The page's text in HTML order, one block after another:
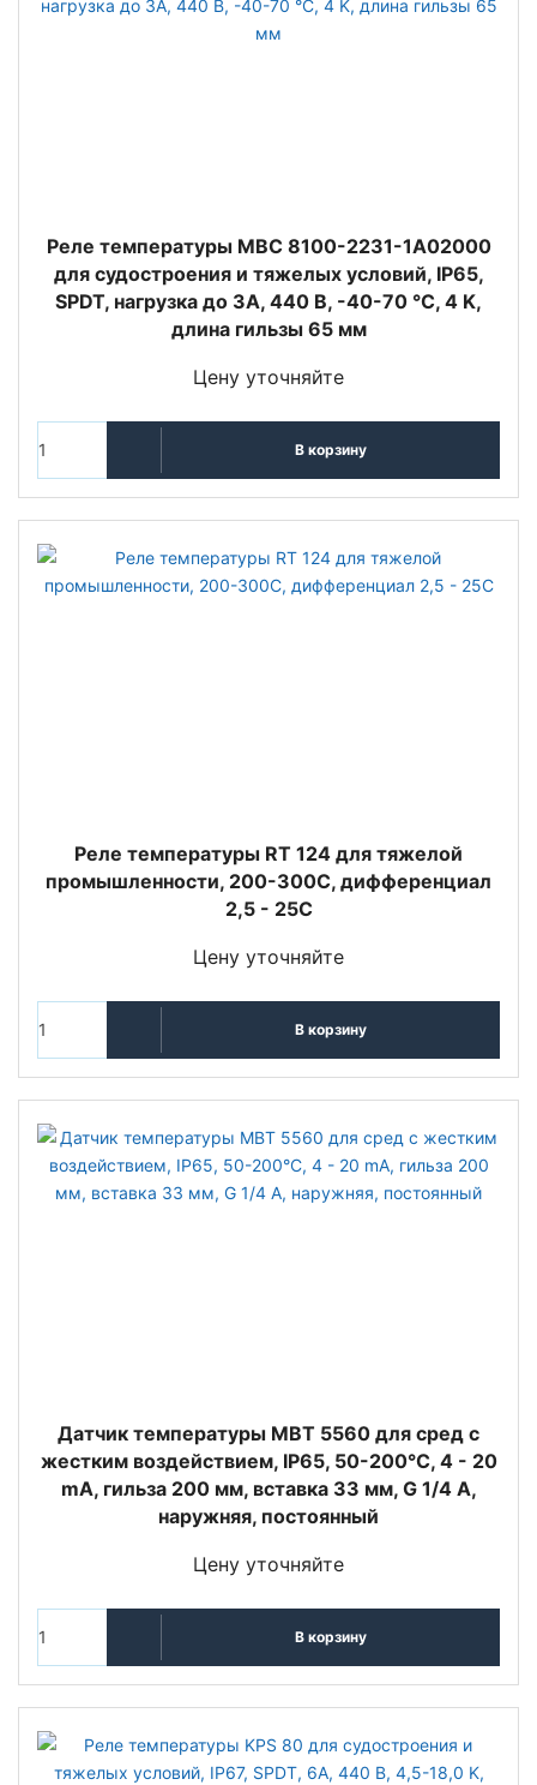
Реле температуры MBC 8100-2231-1A02000
для судостроения и тяжелых условий, IP65,
SPDT, нагрузка до 3А, 440 В, -40-70 °C, 4 K,
длина гильзы 65 мм
Цену уточняйте
В корзину
Реле температуры RT 124 для тяжелой
промышленности, 200-300С, дифференциал
2,5 - 25С
Цену уточняйте
В корзину
Датчик температуры MBT 5560 для сред с
жестким воздействием, IP65, 50-200°C, 4 - 20
mA, гильза 200 мм, вставка 33 мм, G 1/4 A,
наружняя, постоянный
Цену уточняйте
В корзину